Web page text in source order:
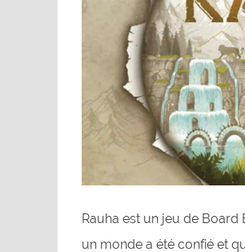
Rauha est un jeu de Board
un monde a été confié et